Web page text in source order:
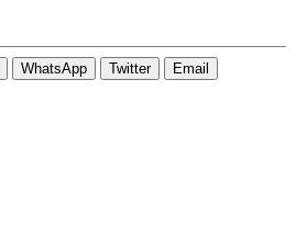
WhatsApp Twitter Email